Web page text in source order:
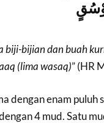
biji-bijian dan buah
(lima wasaq)” (HR
dengan enam puluh
dengan 4 mud. Satu